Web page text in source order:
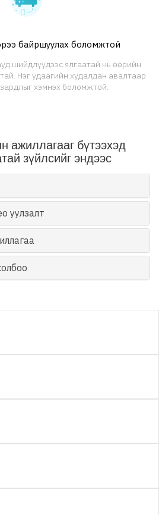
байршуулах боломжтой
шийдлүүдээс ялгаатай нь өөрийн
Нэг удаагийн худалдан авалтаар
хэмнэх боломжтой.
ажиллагааг бүтээхэд
зүйлсийг эндээс
уулзалт